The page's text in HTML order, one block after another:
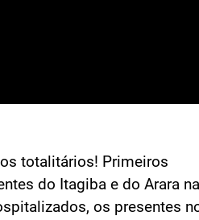
totalitários! Primeiros
do Itagiba e do Arara na
os presentes